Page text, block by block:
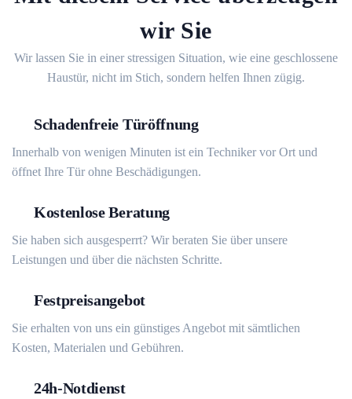
wir Sie
Wir lassen Sie in einer stressigen Situation, wie eine geschlossene
Haustür, nicht im Stich, sondern helfen Ihnen zügig.
Schadenfreie Türöffnung
Innerhalb von wenigen Minuten ist ein Techniker vor Ort und
öffnet Ihre Tür ohne Beschädigungen.
Kostenlose Beratung
Sie haben sich ausgesperrt? Wir beraten Sie über unsere
Leistungen und über die nächsten Schritte.
Festpreisangebot
Sie erhalten von uns ein günstiges Angebot mit sämtlichen
Kosten, Materialen und Gebühren.
24h-Notdienst